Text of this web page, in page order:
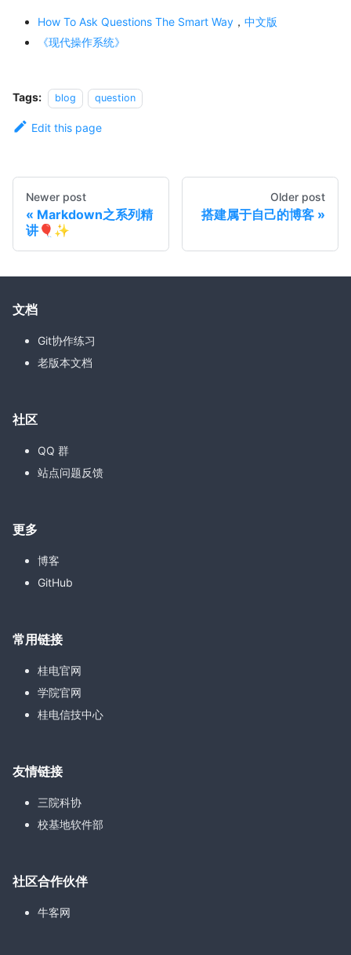
How To Ask Questions The Smart Way ， 中文版
《现代操作系统》
Tags: blog question
Edit this page
Newer post
Markdown之系列精
讲🎈✨
Older post
搭建属于自己的博客
文档
Git协作练习
老版本文档
社区
QQ 群
站点问题反馈
更多
博客
GitHub
常用链接
桂电官网
学院官网
桂电信技中心
友情链接
三院科协
校基地软件部
社区合作伙伴
牛客网